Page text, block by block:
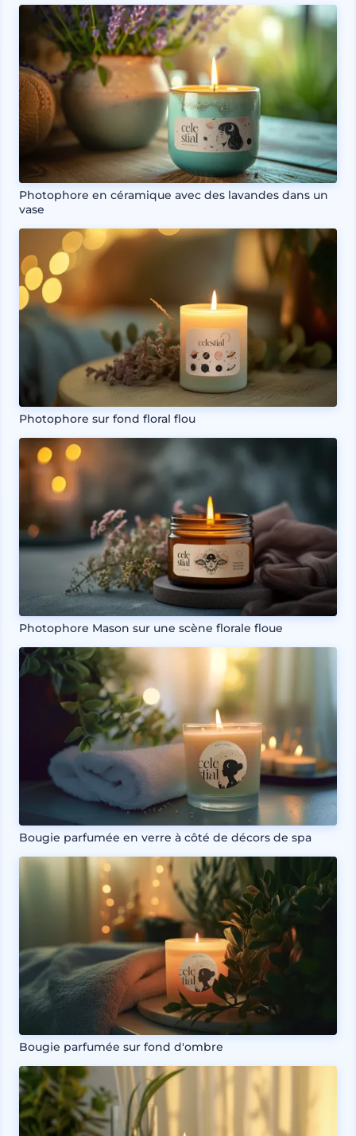
Photophore en céramique avec des lavandes dans un
vase
Photophore sur fond floral flou
Photophore Mason sur une scène florale floue
Bougie parfumée en verre à côté de décors de spa
Bougie parfumée sur fond d'ombre